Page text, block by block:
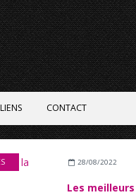
CONTACT
28/08/2022